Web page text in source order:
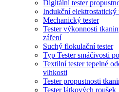
Digitální tester
Indukční elektrostatický
Mechanický tester
Tester výkonnosti
záření
Suchý flokulační tester
Typ Tester smáčivosti
Textilní tester tepelné
vlhkosti
Tester propustnosti
Tester látkových roušek